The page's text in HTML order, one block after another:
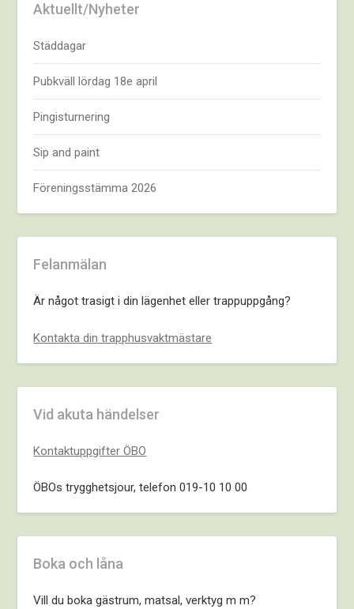
Aktuellt/Nyheter
Städdagar
Pubkväll lördag 18e april
Pingisturnering
Sip and paint
Föreningsstämma 2026
Felanmälan
Är något trasigt i din lägenhet eller trappuppgång?
Kontakta din trapphusvaktmästare
Vid akuta händelser
Kontaktuppgifter ÖBO
ÖBOs trygghetsjour, telefon 019-10 10 00
Boka och låna
Vill du boka gästrum, matsal, verktyg m m?